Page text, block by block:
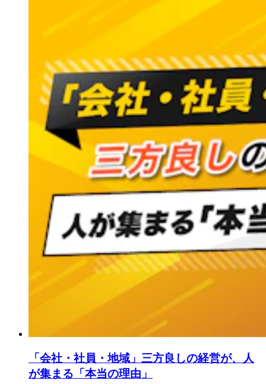
「会社・社員・地域」三方良しの経営が、人
が集まる「本当の理由」